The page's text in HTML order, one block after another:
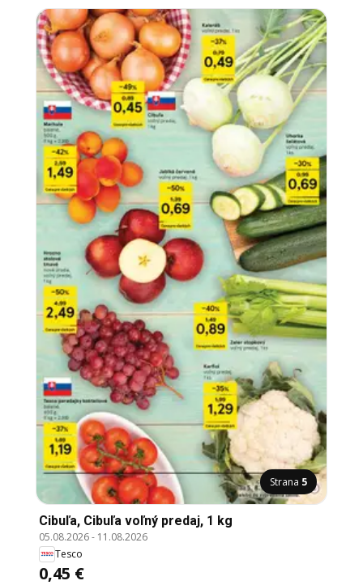
Strana 5
Cibuľa, Cibuľa voľný predaj, 1 kg
05.08.2026- 11.08.2026
Tesco
0,45 €